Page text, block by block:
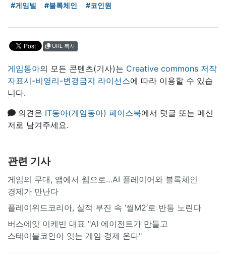
#게임빌 #블록체인 #코인원
URL 복사
게임동아의 모든 콘텐츠(기사)는 Creative commons 저작
자표시-비영리-변경금지 라이선스에 따라 이용할 수 있습
니다.
의견은 IT동아(게임동아) 페이스북에서 덧글 또는 메신
저로 남겨주세요.
관련 기사
게임의 무대, 앱에서 웹으로…AI 플레이어와 블록체인
경제가 만난다
플레이위드코리아, 실적 부진 속 ‘씰M2’로 반등 노린다
버스에잇 이케빈 대표 "AI 에이전트가 만들고
스테이블코인이 잇는 게임 경제 온다"